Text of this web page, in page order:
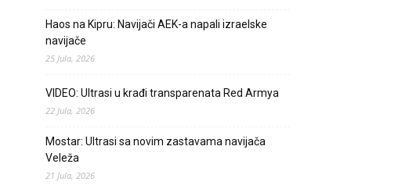
Haos na Kipru: Navijači AEK-a napali izraelske
navijače
25 Jula, 2026
VIDEO: Ultrasi u krađi transparenata Red Armya
22 Jula, 2026
Mostar: Ultrasi sa novim zastavama navijača
Veleža
21 Jula, 2026